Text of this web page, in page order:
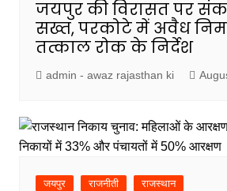
जयपुर की विरासत पर
सख्त, परकोटे में अवैध
तत्काल रोक के निर्देश
admin - awaz rajasthan ki
जयपुर राजनीती राजस्थान